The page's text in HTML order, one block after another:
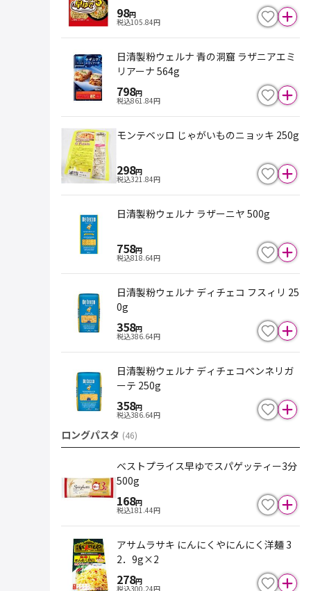
98円
税込105.84円
日清製粉ウェルナ 青の洞窟 ラザニアエミ
リアーナ 564g
798円
税込861.84円
モンテベッロ じゃがいものニョッキ 250g
298円
税込321.84円
日清製粉ウェルナ ラザーニヤ 500g
758円
税込818.64円
日清製粉ウェルナ ディチェコ フスィリ 25
0g
358円
税込386.64円
日清製粉ウェルナ ディチェコペンネリガ
ーテ 250g
358円
税込386.64円
ロングパスタ (46)
ベストプライス早ゆでスパゲッティー3分
500g
168円
税込181.44円
アサムラサキ にんにくやにんにく洋麺 3
2．9g×2
278円
税込300.24円